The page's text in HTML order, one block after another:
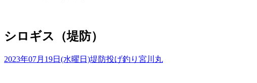
シロギス（堤防）
2023年07月19日(水曜日)堤防投げ釣り 宮川丸